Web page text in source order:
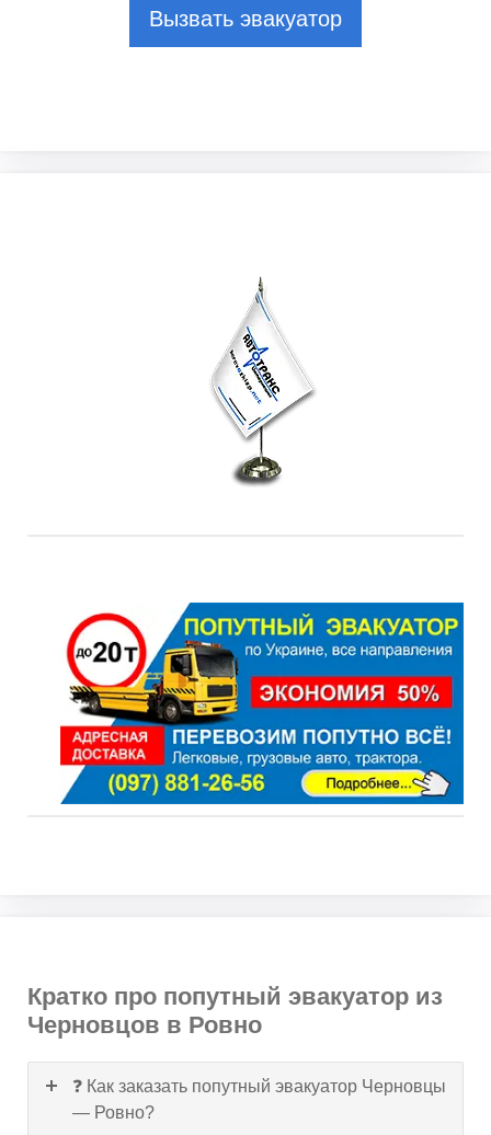
Вызвать эвакуатор
Кратко про попутный эвакуатор из
Черновцов в Ровно
❓ Как заказать попутный эвакуатор Черновцы
— Ровно?